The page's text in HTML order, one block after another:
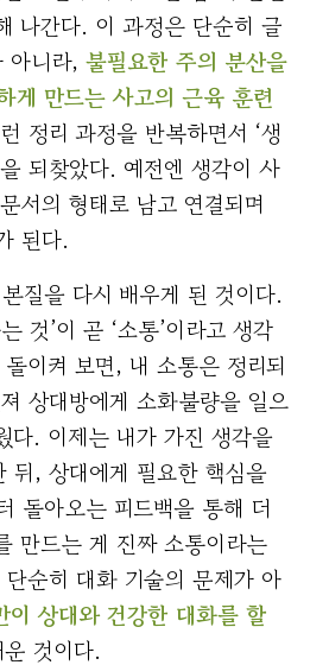
나간다. 이 과정은 단순히 글
아니라, 불필요한 주의 분산을
게 만드는 사고의 근육 훈련
정리 과정을 반복하면서 ‘생
되찾았다. 예전엔 생각이 사
서의 형태로 남고 연결되며
된다.
질을 다시 배우게 된 것이다.
것’이 곧 ‘소통’이라고 생각
이켜 보면, 내 소통은 정리되
상대방에게 소화불량을 일으
다. 이제는 내가 가진 생각을
뒤, 상대에게 필요한 핵심을
돌아오는 피드백을 통해 더
만드는 게 진짜 소통이라는
순히 대화 기술의 문제가 아
이 상대와 건강한 대화를 할
것이다.